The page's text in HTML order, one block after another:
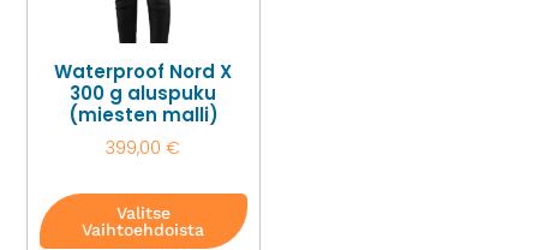
Waterproof Nord X
300 g aluspuku
(miesten malli)
399,00€
Valitse
Vaihtoehdoista